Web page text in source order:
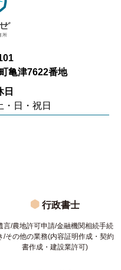
亀津7622番地
日
・日・祝日
行政書士
言/農地許可申請/金融機関相続手続
/その他の業務(内容証明作成・契約
書作成・建設業許可)